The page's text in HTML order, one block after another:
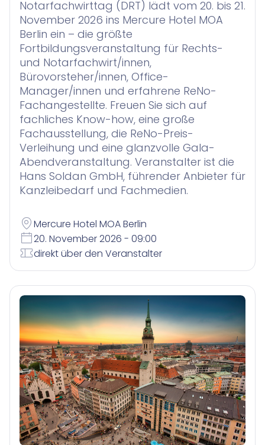
Smart Legal Research
KI-Agent zur Urteilsrecherche für Anwälte
Legal Twin
Add-Ons
KI-Agenten für Advoware und Winsolvenz
Notarfachwirttag (DRT) lädt vom 20. bis 21.
November 2026 ins Mercure Hotel MOA
Berlin ein – die größte
Fortbildungsveranstaltung für Rechts-
und Notarfachwirt/innen,
Bürovorsteher/innen, Office-
Manager/innen und erfahrene ReNo-
Fachangestellte. Freuen Sie sich auf
fachliches Know-how, eine große
Fachausstellung, die ReNo-Preis-
Verleihung und eine glanzvolle Gala-
Abendveranstaltung. Veranstalter ist die
Hans Soldan GmbH, führender Anbieter für
Kanzleibedarf und Fachmedien.
Mercure Hotel MOA Berlin
20. November 2026 - 09:00
direkt über den Veranstalter